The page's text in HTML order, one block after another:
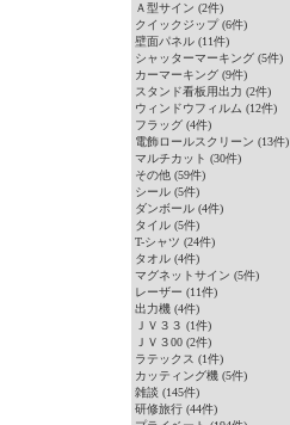
Ａ型サイン (2件)
クイックジップ (6件)
壁面パネル (11件)
シャッターマーキング (5件)
カーマーキング (9件)
スタンド看板用出力 (2件)
ウィンドウフィルム (12件)
フラッグ (4件)
電飾ロールスクリーン (13件)
マルチカット (30件)
その他 (59件)
シール (5件)
ダンボール (4件)
タイル (5件)
T-シャツ (24件)
タオル (4件)
マグネットサイン (5件)
レーザー (11件)
出力機 (4件)
ＪＶ３３ (1件)
ＪＶ３00 (2件)
ラテックス (1件)
カッティング機 (5件)
雑談 (145件)
研修旅行 (44件)